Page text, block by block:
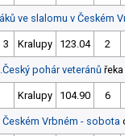
ve slalomu v Českém
3 Kralupy 123.04 2
pohár veteránůřeka
Kralupy 104.90 6
Vrbném - sobotadle